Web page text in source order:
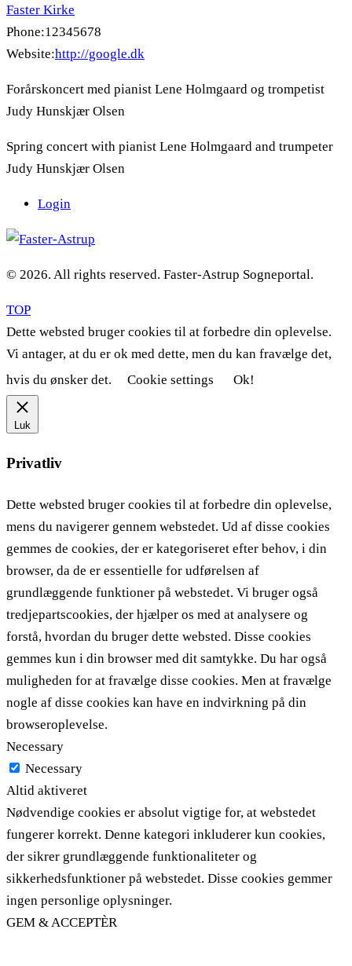
Faster Kirke
Phone:12345678
Website:http://google.dk
Forårskoncert med pianist Lene Holmgaard og trompetist
Judy Hunskjær Olsen
Spring concert with pianist Lene Holmgaard and trumpeter
Judy Hunskjær Olsen
Login
© 2026. All rights reserved. Faster-Astrup Sogneportal.
TOP
Dette websted bruger cookies til at forbedre din oplevelse.
Vi antager, at du er ok med dette, men du kan fravælge det,
hvis du ønsker det.
Cookie settings Ok!
Luk
Privatliv
Dette websted bruger cookies til at forbedre din oplevelse,
mens du navigerer gennem webstedet. Ud af disse cookies
gemmes de cookies, der er kategoriseret efter behov, i din
browser, da de er essentielle for udførelsen af ​​
grundlæggende funktioner på webstedet. Vi bruger også
tredjepartscookies, der hjælper os med at analysere og
forstå, hvordan du bruger dette websted. Disse cookies
gemmes kun i din browser med dit samtykke. Du har også
muligheden for at fravælge disse cookies. Men at fravælge
nogle af disse cookies kan have en indvirkning på din
browseroplevelse.
Necessary
Necessary
Altid aktiveret
Nødvendige cookies er absolut vigtige for, at webstedet
fungerer korrekt. Denne kategori inkluderer kun cookies,
der sikrer grundlæggende funktionaliteter og
sikkerhedsfunktioner på webstedet. Disse cookies gemmer
ingen personlige oplysninger.
GEM & ACCEPTÈR